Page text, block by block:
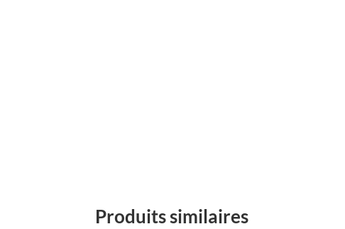
Produits similaires